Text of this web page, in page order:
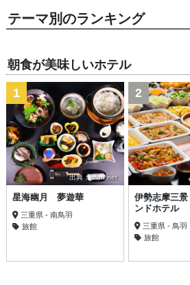
テーマ別のランキング
朝食が美味しいホテル
出典：jalan.net
1
星海幽月 夢遊華
三重県 - 南鳥羽
旅館
2
伊勢志摩三
ンドホテル
三重県 - 鳥羽
旅館